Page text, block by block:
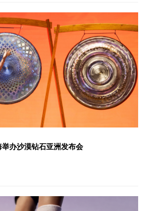
办沙漠钻石亚洲发布会